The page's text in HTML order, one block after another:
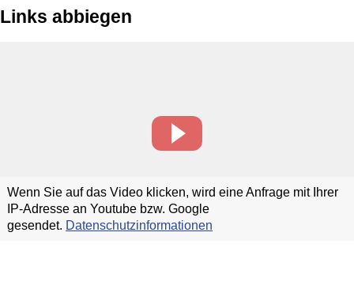
Links abbiegen
Wenn Sie auf das Video klicken, wird eine Anfrage mit Ihrer
IP-Adresse an Youtube bzw. Google
gesendet. Datenschutzinformationen